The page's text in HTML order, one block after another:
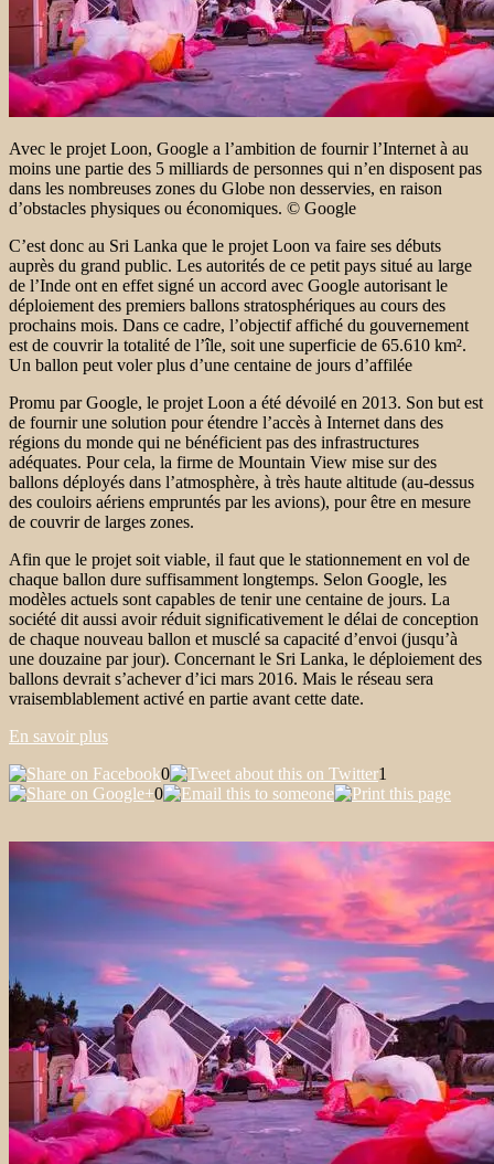
Avec le projet Loon, Google a l’ambition de fournir l’Internet à au
moins une partie des 5 milliards de personnes qui n’en disposent pas
dans les nombreuses zones du Globe non desservies, en raison
d’obstacles physiques ou économiques. © Google
C’est donc au Sri Lanka que le projet Loon va faire ses débuts
auprès du grand public. Les autorités de ce petit pays situé au large
de l’Inde ont en effet signé un accord avec Google autorisant le
déploiement des premiers ballons stratosphériques au cours des
prochains mois. Dans ce cadre, l’objectif affiché du gouvernement
est de couvrir la totalité de l’île, soit une superficie de 65.610 km².
Un ballon peut voler plus d’une centaine de jours d’affilée
Promu par Google, le projet Loon a été dévoilé en 2013. Son but est
de fournir une solution pour étendre l’accès à Internet dans des
régions du monde qui ne bénéficient pas des infrastructures
adéquates. Pour cela, la firme de Mountain View mise sur des
ballons déployés dans l’atmosphère, à très haute altitude (au-dessus
des couloirs aériens empruntés par les avions), pour être en mesure
de couvrir de larges zones.
Afin que le projet soit viable, il faut que le stationnement en vol de
chaque ballon dure suffisamment longtemps. Selon Google, les
modèles actuels sont capables de tenir une centaine de jours. La
société dit aussi avoir réduit significativement le délai de conception
de chaque nouveau ballon et musclé sa capacité d’envoi (jusqu’à
une douzaine par jour). Concernant le Sri Lanka, le déploiement des
ballons devrait s’achever d’ici mars 2016. Mais le réseau sera
vraisemblablement activé en partie avant cette date.
En savoir plus
0
1
0